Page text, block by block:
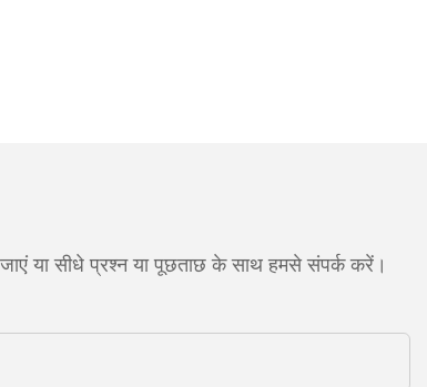
या सीधे प्रश्न या पूछताछ के साथ हमसे संपर्क करें।